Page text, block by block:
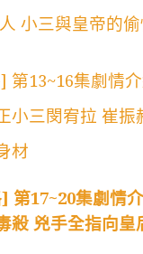
小三與皇帝的偷
第13~16集劇情
小三閔宥拉 崔振
材
第17~20集劇情
殺 兇手全指向皇